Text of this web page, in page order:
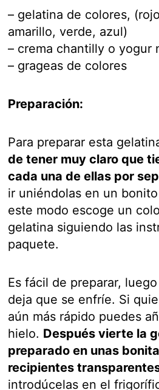
– gelatina de colores,
amarillo, verde, azul)
– crema chantilly o yogur
– grageas de colores
Preparación:
Para preparar esta
de tener muy claro que
cada una de ellas por
ir uniéndolas en un
este modo escoge un
gelatina siguiendo las
paquete.
Es fácil de preparar,
deja que se enfríe. Si
aún más rápido puedes
hielo. Después vierte la
preparado en unas
recipientes
introdúcelas en el